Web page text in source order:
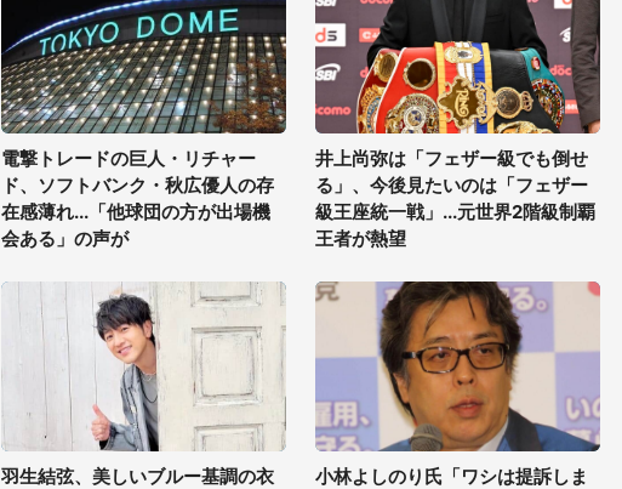
電撃トレードの巨人・リチャー
ド、ソフトバンク・秋広優人の存
在感薄れ...「他球団の方が出場機
会ある」の声が
井上尚弥は「フェザー級でも倒せ
る」、今後見たいのは「フェザー
級王座統一戦」...元世界2階級制覇
王者が熱望
羽生結弦、美しいブルー基調の衣
小林よしのり氏「ワシは提訴しま